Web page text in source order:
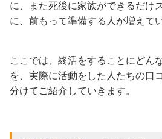
に、また死後に家族ができるだけ
に、前もって準備する人が増えて
ここでは、終活をすることにどん
を、実際に活動をした人たちの口
分けてご紹介していきます。